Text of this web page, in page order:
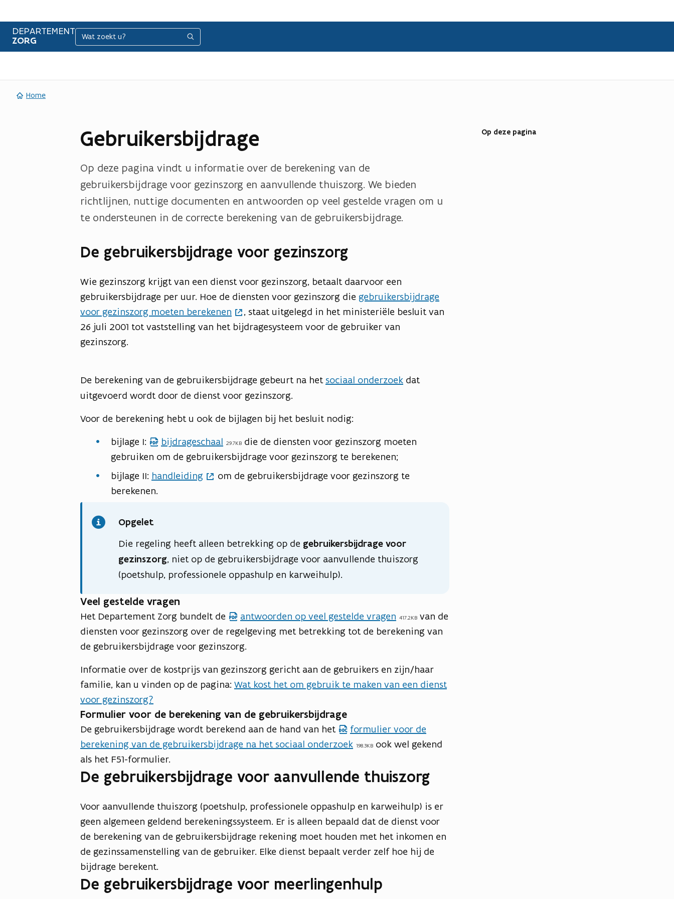
DEPARTEMENT
ZORG
Zoeken Zoeken
Home
Op deze pagina
Gebruikersbijdrage
Op deze pagina vindt u informatie over de berekening van de
gebruikersbijdrage voor gezinszorg en aanvullende thuiszorg. We bieden
richtlijnen, nuttige documenten en antwoorden op veel gestelde vragen om u
te ondersteunen in de correcte berekening van de gebruikersbijdrage.
De gebruikersbijdrage voor gezinszorg
Wie gezinszorg krijgt van een dienst voor gezinszorg, betaalt daarvoor een
gebruikersbijdrage per uur. Hoe de diensten voor gezinszorg die gebruikersbijdrage
voor gezinszorg moeten berekenen
, staat uitgelegd in het ministeriële besluit van
26 juli 2001 tot vaststelling van het bijdragesysteem voor de gebruiker van
gezinszorg.
De berekening van de gebruikersbijdrage gebeurt na het sociaal onderzoek dat
uitgevoerd wordt door de dienst voor gezinszorg.
Voor de berekening hebt u ook de bijlagen bij het besluit nodig:
bijlage I:
bijdrageschaal
p
d
b
s
a
n
d
29.7KB die de diensten voor gezinszorg moeten
gebruiken om de gebruikersbijdrage voor gezinszorg te berekenen;
bijlage II: handleiding
om de gebruikersbijdrage voor gezinszorg te
berekenen.
Opgelet
Die regeling heeft alleen betrekking op de gebruikersbijdrage voor
gezinszorg, niet op de gebruikersbijdrage voor aanvullende thuiszorg
(poetshulp, professionele oppashulp en karweihulp).
Veel gestelde vragen
Het Departement Zorg bundelt de antwoorden op veel gestelde vragen 417.2KB van de
diensten voor gezinszorg over de regelgeving met betrekking tot de berekening van
de gebruikersbijdrage voor gezinszorg.
Informatie over de kostprijs van gezinszorg gericht aan de gebruikers en zijn/haar
familie, kan u vinden op de pagina: Wat kost het om gebruik te maken van een dienst
voor gezinszorg?
Formulier voor de berekening van de gebruikersbijdrage
De gebruikersbijdrage wordt berekend aan de hand van het
formulier voor de
berekening van de gebruikersbijdrage na het sociaal onderzoek 198.3KB ook wel gekend
als het F51-formulier.
De gebruikersbijdrage voor aanvullende thuiszorg
Voor aanvullende thuiszorg (poetshulp, professionele oppashulp en karweihulp) is er
geen algemeen geldend berekeningssysteem. Er is alleen bepaald dat de dienst voor
de berekening van de gebruikersbijdrage rekening moet houden met het inkomen en
de gezinssamenstelling van de gebruiker. Elke dienst bepaalt verder zelf hoe hij de
bijdrage berekent.
De gebruikersbijdrage voor meerlingenhulp